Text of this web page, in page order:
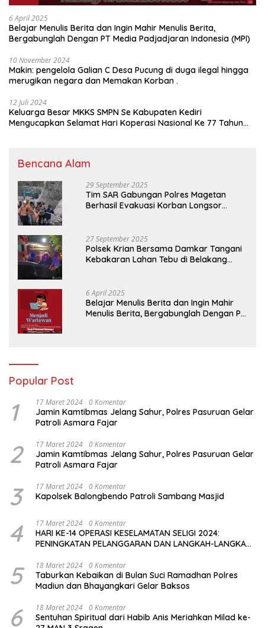
6 April 2025
Belajar Menulis Berita dan Ingin Mahir Menulis Berita,
Bergabunglah Dengan PT Media Padjadjaran Indonesia (MPI)
10 November 2024
Makin: pengelola Galian C Desa Pucung di duga ilegal hingga
merugikan negara dan Memakan Korban .
12 Juli 2024
Keluarga Besar MKKS SMPN Se Kabupaten Kediri
Mengucapkan Selamat Hari Koperasi Nasional Ke 77 Tahun
Bencana Alam
29 September 2025
Tim SAR Gabungan Polres Magetan
Berhasil Evakuasi Korban Longsor
27 September 2025
Polsek Krian Bersama Damkar Tangani
Kebakaran Lahan Tebu di Belakang
6 April 2025
Belajar Menulis Berita dan Ingin Mahir
Menulis Berita, Bergabunglah Dengan PT
Popular Post
1 17 Maret 2024 0 Komentar
Jamin Kamtibmas Jelang Sahur, Polres Pasuruan Gelar
Patroli Asmara Fajar
2 17 Maret 2024 0 Komentar
Jamin Kamtibmas Jelang Sahur, Polres Pasuruan Gelar
Patroli Asmara Fajar
3 17 Maret 2024 0 Komentar
Kapolsek Balongbendo Patroli Sambang Masjid
4 17 Maret 2024 0 Komentar
HARI KE-14 OPERASI KESELAMATAN SELIGI 2024:
PENINGKATAN PELANGGARAN DAN LANGKAH-LANGKAH
5 18 Maret 2024 0 Komentar
Taburkan Kebaikan di Bulan Suci Ramadhan Polres
Madiun dan Bhayangkari Gelar Baksos
6 18 Maret 2024 0 Komentar
Sentuhan Spiritual dari Habib Anis Meriahkan Milad ke-